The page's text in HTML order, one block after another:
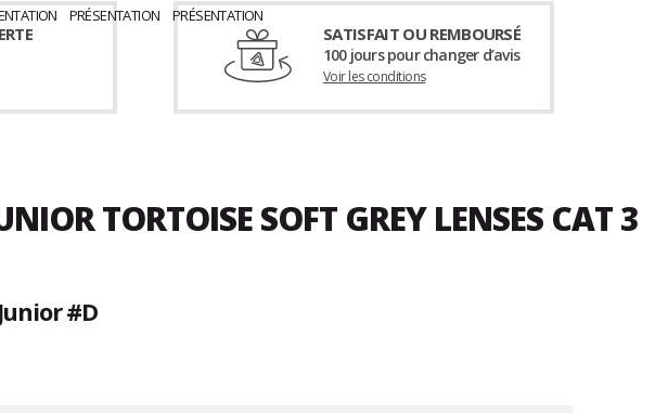
SATISFAIT OU REMBOURSÉ
100 jours pour changer d’avis
Voir les conditions
TORTOISE SOFT GREY LENSES CAT 3
#D